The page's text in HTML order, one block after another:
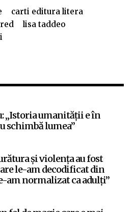
carti editura litera
lisa taddeo
„Istoria umanității e în
schimbă lumea”
și violența au fost
le-am decodificat din
am normalizat ca adulți”